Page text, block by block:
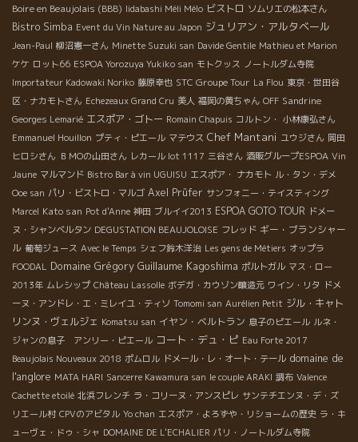
Boire en Beaujolais (BBB) Iidabashi Méli Mélo ビストロ ソムリエの松本さん
Bistro Simba Event du Vin Nature au Japon ジュリアン・アルタベール
Jean-Paul 柳沼憲一さん Minette Suzuki san Davide Gentile Mathieu et Marion
ケケ ロット66 ESPOA Yorozuya Yukiko san モトクッス ノートルダム寺院
Importateur Kadowaki Noriko 藤原幸也 STC Groupe Tour La Flou 東京・世田谷
区・ナカモトさん Echezeaux Grand Cru 美人 福岡の黄ちゃん OFF Sandrine
Georges Lemarié エスポア・ゴトー Romain Chapuis コルトン・ 小林康弘さん
Emmanuel Houillon プティ・ピエール マテウス Chef Mantani ユウジさん 岡田
ヒロシさん ＢＭОの山田さん レカール lot 1117 三谷さん 酒販グループESPOA Vin
Jaune マルマンド Bistro Bar à vin UGUISU エスポア・ ナカモト ル・タン・デメ
Ooe san パリ・ビストロ・マルゴ Axel Prüfer サンフォニー・テイスティング
Marcel Kato san Pot d'Anne 神田 ブルイイ2013 ESPOA GOTO TOUR ドメー
ヌ・シャンベルタン DEGUSTATION BEAUJOLOISE フレッド ギー・ブランシャー
ル 葡萄ジュース Avec le Temps シェフ鈴木洋治 Les gens de Métiers オップラ
FOODAL Domaine Grégory Guillaume Kagoshima ポルトガル マス・ロー
2013年 ムレシップ Château Lassolle ボデガ・カウゾン醸造元 ワイン・リタ ドメ
ーヌ・アンドレ・エ・ミレイユ・ティソ Tomomi san Aurélien Petit ジル・キャト
リンヌ・ヴェルジェ Komatsu san イヤン・ベルトラン 息子のピエール ルネ・
ジャンの息子 アンリー・ピエール コート・デュ・ピ Eau Forte 2017
Beaujolais Nouveaux 2018 ポムロル ドメール・レ・オート・テール domaine de
l'anglore MATA HARI Sancerre Kawamura san le couple ARAKI 調布 Valence
Cachette etoilé 北浜フレンチ ラ・コリーヌ・アンスピレ サンテチエンヌ・デ・ズ
リエール村 CPVのアビタル Yo chan エスポア・よろずや・リショームの歴史 ラ・キ
ューヴェ・ドゥ・シャ DOMAINE DE L'ECHALIER パリ・ノートルダム寺院